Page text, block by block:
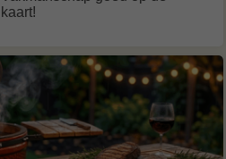
kaart!